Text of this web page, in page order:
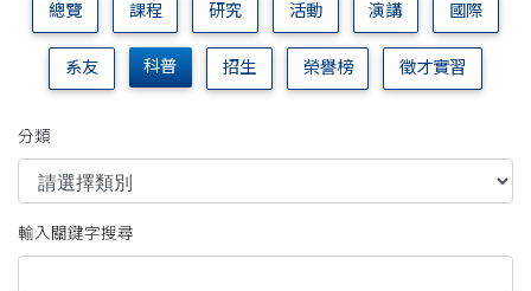
總覽 課程 研究 活動 演講 國際
系友 科普 招生 榮譽榜 徵才實習
分類
輸入關鍵字搜尋